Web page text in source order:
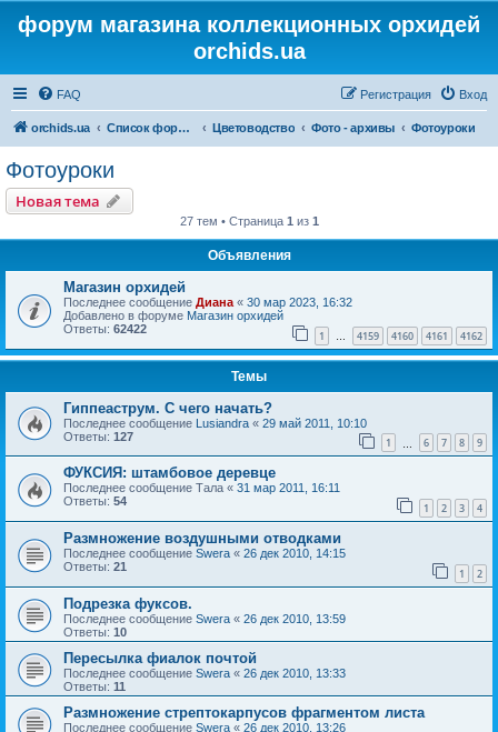
форум магазина коллекционных орхидей
orchids.ua
FAQ Вход
Регистрация
orchids.ua Список форумов Цветоводство Фото - архивы Фотоуроки
Фотоуроки
Новая тема
27 тем • Страница 1 из 1
Объявления
Магазин орхидей
Последнее сообщение Диана « 30 мар 2023, 16:32
Добавлено в форуме Магазин орхидей
Ответы: 62422 1 … 4159 4160 4161 4162
Темы
Гиппеаструм. С чего начать?
Последнее сообщение Lusiandra « 29 май 2011, 10:10
Ответы: 127 1 6 7 8 9
ФУКСИЯ: штамбовое деревце
Последнее сообщение Тала « 31 мар 2011, 16:11
Ответы: 54 1 2 3 4
Размножение воздушными отводками
Последнее сообщение Swera « 26 дек 2010, 14:15
Ответы: 21 1 2
Подрезка фуксов.
Последнее сообщение Swera « 26 дек 2010, 13:59
Ответы: 10
Пересылка фиалок почтой
Последнее сообщение Swera « 26 дек 2010, 13:33
Ответы: 11
Размножение стрептокарпусов фрагментом листа
Последнее сообщение Swera « 26 дек 2010, 13:26